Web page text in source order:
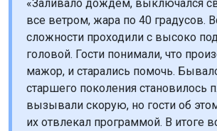
«Заливало дождём, выключался
все ветром, жара по 40 градусов.
сложности проходили с высоко
головой. Гости понимали, что
мажор, и старались помочь.
старшего поколения становилось
вызывали скорую, но гости об
их отвлекал программой. В итоге